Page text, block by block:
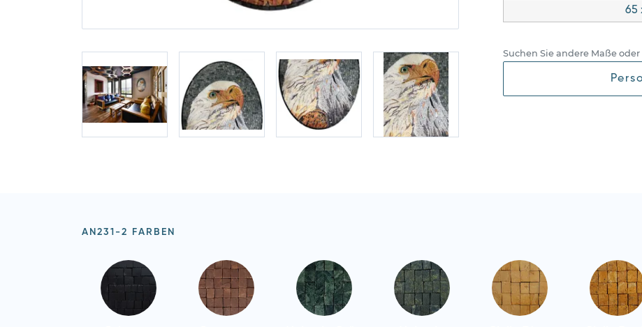
65
Suchen Sie andere Maße oder
AN231-2 FARBEN